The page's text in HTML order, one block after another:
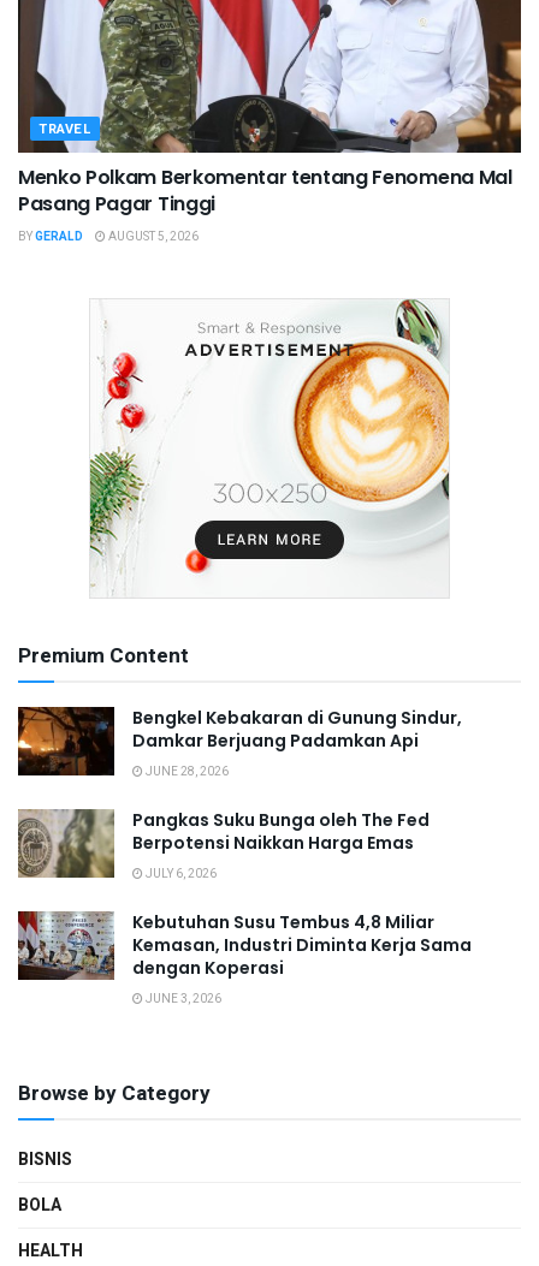
TRAVEL
Menko Polkam Berkomentar tentang Fenomena Mal
Pasang Pagar Tinggi
BYGERALD AUGUST 5, 2026
Premium Content
Bengkel Kebakaran di Gunung Sindur,
Damkar Berjuang Padamkan Api
JUNE 28, 2026
Pangkas Suku Bunga oleh The Fed
Berpotensi Naikkan Harga Emas
JULY 6, 2026
Kebutuhan Susu Tembus 4,8 Miliar
Kemasan, Industri Diminta Kerja Sama
dengan Koperasi
JUNE 3, 2026
Browse by Category
BISNIS
BOLA
HEALTH